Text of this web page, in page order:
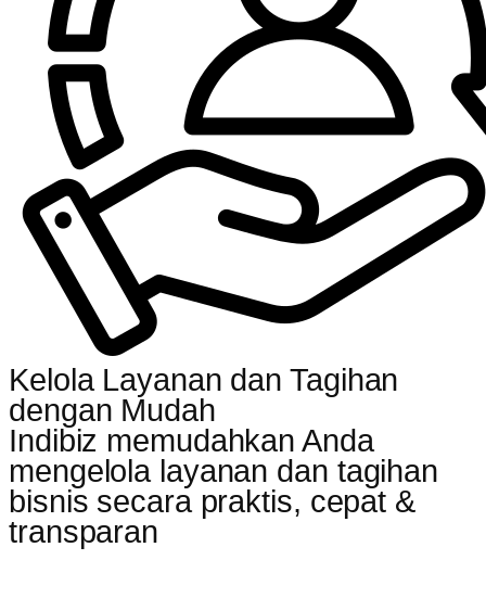
Kelola Layanan dan Tagihan
dengan Mudah
Indibiz memudahkan Anda
mengelola layanan dan tagihan
bisnis secara praktis, cepat &
transparan